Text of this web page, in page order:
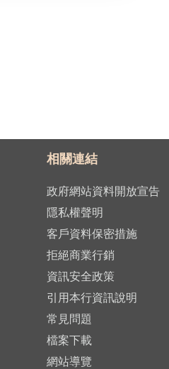
相關連結
政府網站資料開放宣告
隱私權聲明
客戶資料保密措施
拒絕商業行銷
資訊安全政策
引用本行資訊說明
常見問題
檔案下載
網站導覽